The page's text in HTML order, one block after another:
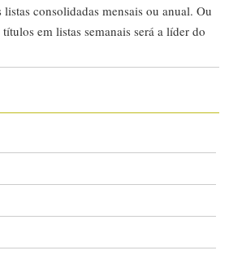
consolidadas mensais ou anual. Ou
em listas semanais será a líder do